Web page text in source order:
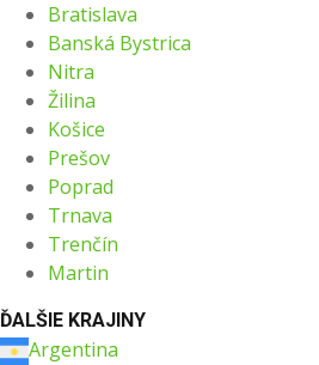
Bratislava
Banská Bystrica
Nitra
Žilina
Košice
Prešov
Poprad
Trnava
Trenčín
Martin
ĎALŠIE KRAJINY
Argentina